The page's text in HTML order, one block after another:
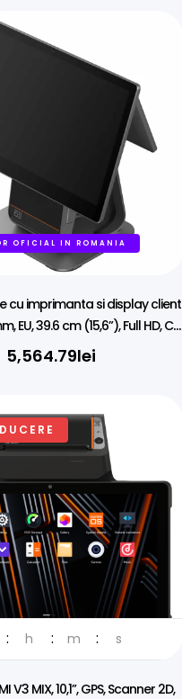
OFICIAL IN ROMANIA
cu imprimanta si display client
EU, 39.6 cm (15,6”), Full HD, CD
(BLE), Ethernet, NFC, Android
5,564.79lei
h m s
V3 MIX, 10,1”, GPS, Scanner 2D,